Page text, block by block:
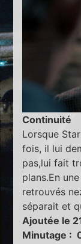
Continuité
Lorsque
fois, il lui
pas,lui fait
plans.En
retrouvés
séparait et
Ajoutée le
Minutage :